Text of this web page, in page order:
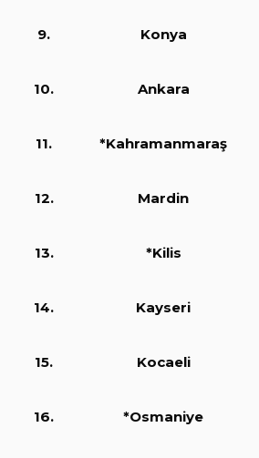
9. Konya
10. Ankara
11. *Kahramanmaraş
12. Mardin
13. *Kilis
14. Kayseri
15. Kocaeli
16. *Osmaniye